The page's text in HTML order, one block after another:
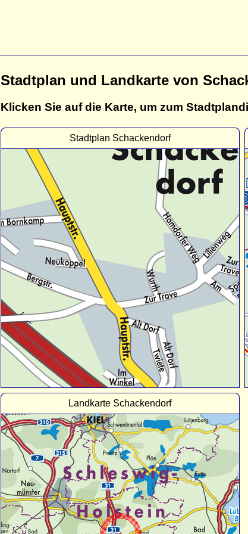
Stadtplan und Landkarte von
Klicken Sie auf die Karte, um zum
Stadtplan Schackendorf
Landkarte Schackendorf